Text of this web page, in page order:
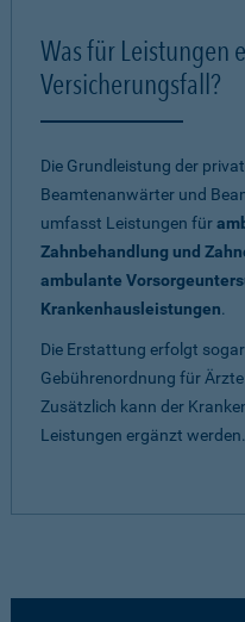
Was für Leistungen
Versicherungsfall?
Die Grundleistung der
Beamtenanwärter und
umfasst Leistungen für
Zahnbehandlung und
ambulante
Krankenhausleistungen.
Die Erstattung erfolgt
Gebührenordnung für
Zusätzlich kann der
Leistungen ergänzt werden.